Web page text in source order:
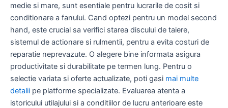
medie si mare, sunt esentiale pentru lucrarile de cosit si
conditionare a fanului. Cand optezi pentru un model second
hand, este crucial sa verifici starea discului de taiere,
sistemul de actionare si rulmentii, pentru a evita costuri de
reparatie neprevazute. O alegere bine informata asigura
productivitate si durabilitate pe termen lung. Pentru o
selectie variata si oferte actualizate, poti gasi mai multe
detalii pe platforme specializate. Evaluarea atenta a
istoricului utilajului si a conditiilor de lucru anterioare este